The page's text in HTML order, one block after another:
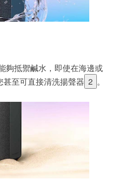
夠抵禦鹹水，即使在海邊或
至可直接清洗揚聲器 2 。